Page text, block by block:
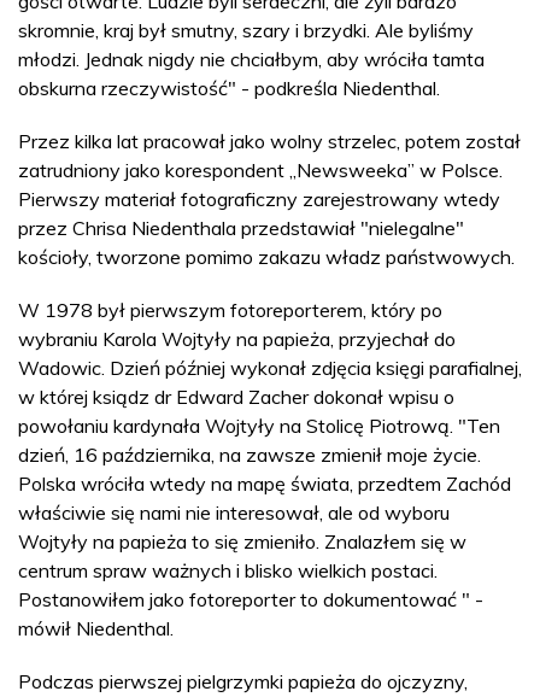
skromnie, kraj był smutny, szary i brzydki. Ale byliśmy
młodzi. Jednak nigdy nie chciałbym, aby wróciła tamta
obskurna rzeczywistość" - podkreśla Niedenthal.
Przez kilka lat pracował jako wolny strzelec, potem został
zatrudniony jako korespondent „Newsweeka” w Polsce.
Pierwszy materiał fotograficzny zarejestrowany wtedy
przez Chrisa Niedenthala przedstawiał "nielegalne"
kościoły, tworzone pomimo zakazu władz państwowych.
W 1978 był pierwszym fotoreporterem, który po
wybraniu Karola Wojtyły na papieża, przyjechał do
Wadowic. Dzień później wykonał zdjęcia księgi parafialnej,
w której ksiądz dr Edward Zacher dokonał wpisu o
powołaniu kardynała Wojtyły na Stolicę Piotrową. "Ten
dzień, 16 października, na zawsze zmienił moje życie.
Polska wróciła wtedy na mapę świata, przedtem Zachód
właściwie się nami nie interesował, ale od wyboru
Wojtyły na papieża to się zmieniło. Znalazłem się w
centrum spraw ważnych i blisko wielkich postaci.
Postanowiłem jako fotoreporter to dokumentować " -
mówił Niedenthal.
Podczas pierwszej pielgrzymki papieża do ojczyzny,